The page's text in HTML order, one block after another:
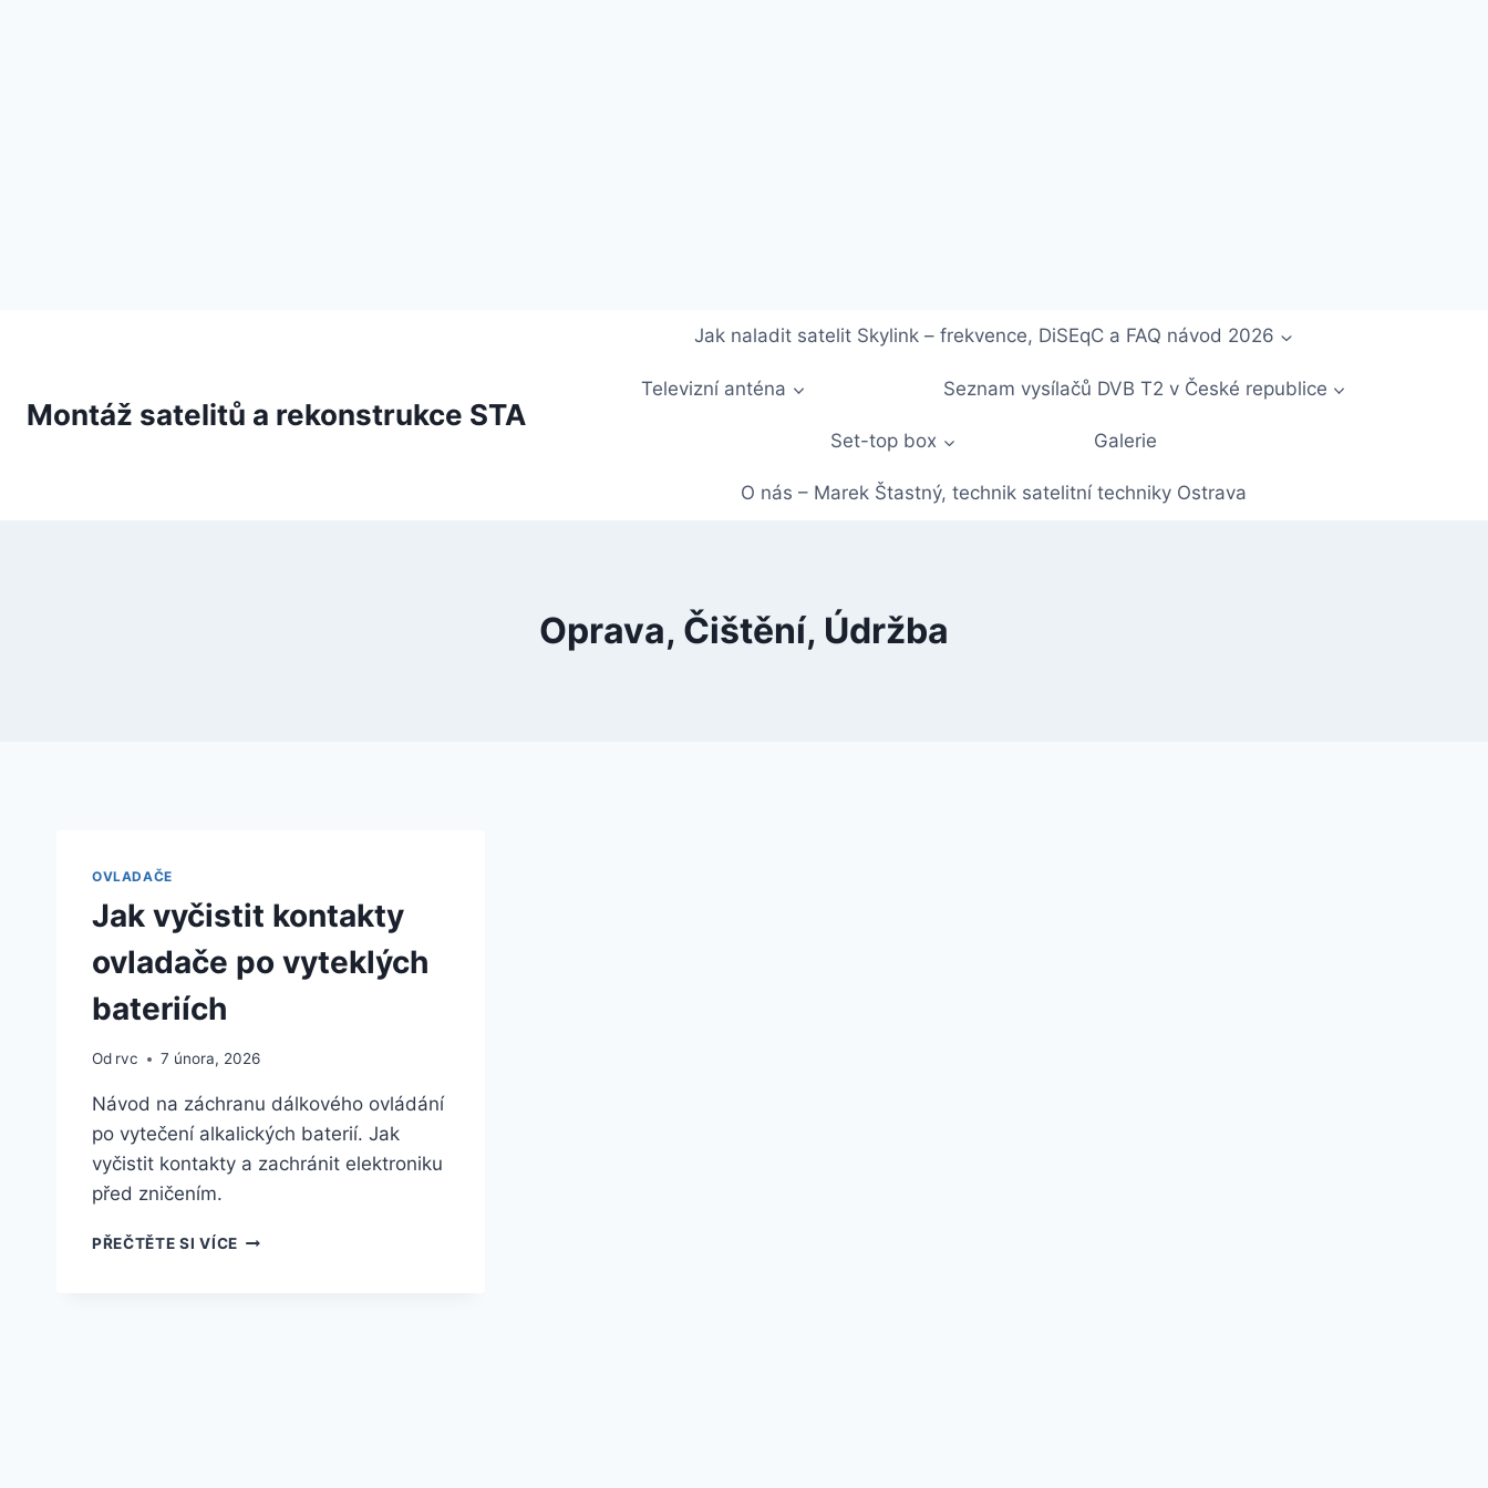
Montáž satelitů a rekonstrukce STA
Jak naladit satelit Skylink – frekvence, DiSEqC a FAQ návod 2026
Televizní anténa Seznam vysílačů DVB T2 v České republice
Set-top box Galerie
O nás – Marek Štastný, technik satelitní techniky Ostrava
Oprava, Čištění, Údržba
OVLADAČE
Jak vyčistit kontakty
ovladače po vyteklých
bateriích
Od rvc 7 února, 2026
Návod na záchranu dálkového ovládání
po vytečení alkalických baterií. Jak
vyčistit kontakty a zachránit elektroniku
před zničením.
PŘEČTĚTE SI VÍCEJAK